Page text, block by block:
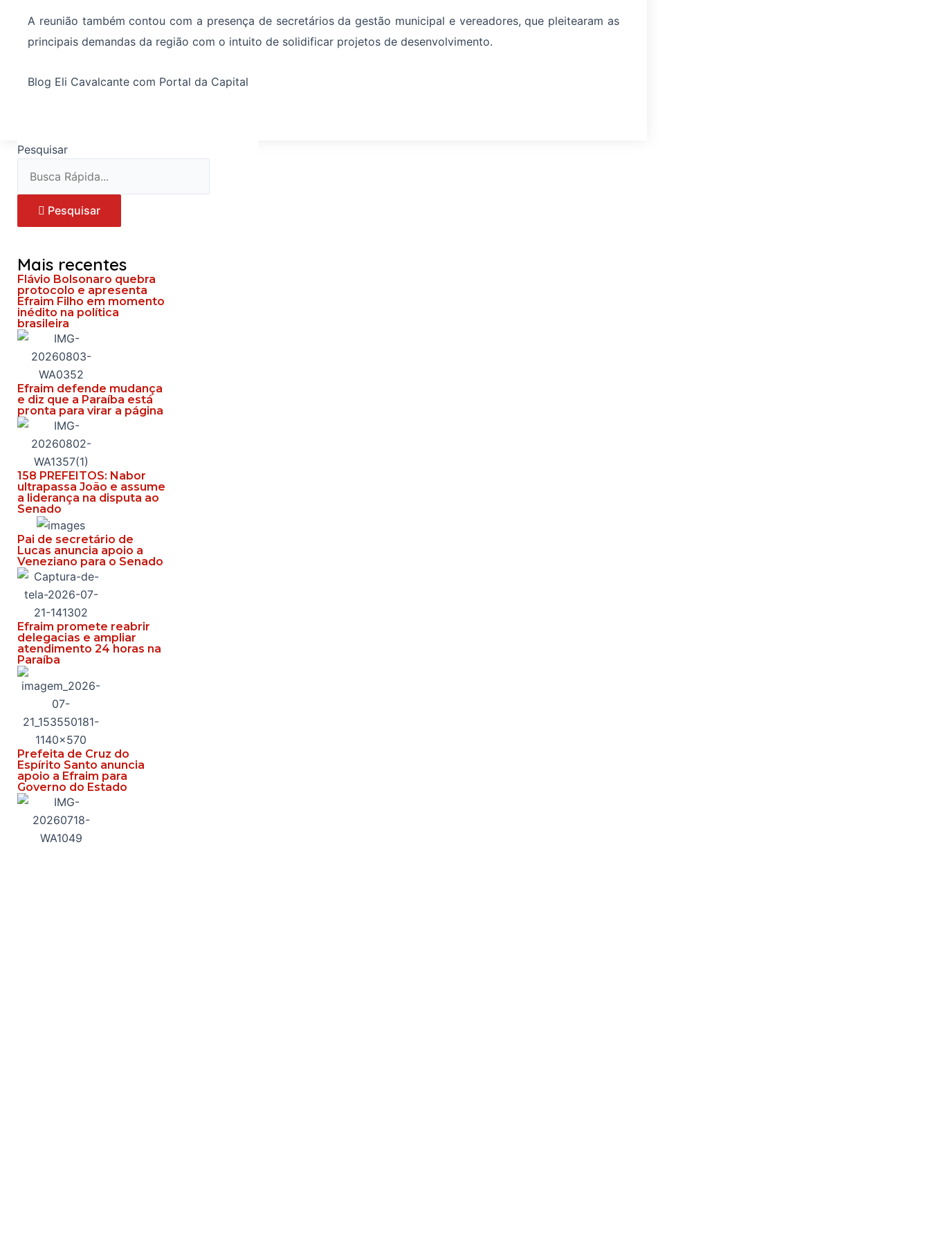
A reunião também contou com a presença de secretários da gestão municipal e vereadores, que pleitearam as
principais demandas da região com o intuito de solidificar projetos de desenvolvimento.
Blog Eli Cavalcante com Portal da Capital
Pesquisar
Pesquisar
Mais recentes
Flávio Bolsonaro quebra
protocolo e apresenta
Efraim Filho em momento
inédito na política
brasileira
Efraim defende mudança
e diz que a Paraíba está
pronta para virar a página
158 PREFEITOS: Nabor
ultrapassa João e assume
a liderança na disputa ao
Senado
Pai de secretário de
Lucas anuncia apoio a
Veneziano para o Senado
Efraim promete reabrir
delegacias e ampliar
atendimento 24 horas na
Paraíba
Prefeita de Cruz do
Espírito Santo anuncia
apoio a Efraim para
Governo do Estado